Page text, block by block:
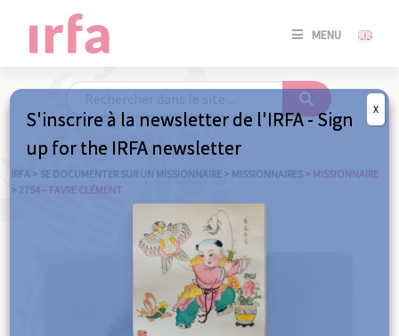
MENU
SE
/
IRFA > SE DOCUMENTER SUR UN MISSIONNAIRE > MISSIONNAIRES > MISSIONNAIRE
> 2754 – FAVRE CLÉMENT
S'inscrire à la newsletter de l'IRFA - Sign
up for the IRFA newsletter
X